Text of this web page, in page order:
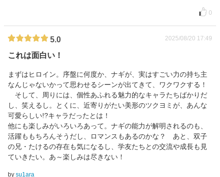
0
5.0 2025/08/20 17:49
これは面白い！
まずはヒロイン。序盤に何度か、ナギが、実はすごい力の持ち主
なんじゃないかって思わせるシーンが出てきて、ワクワクする！
そして、周りには、個性あふれる魅力的なキャラたちばかりだ
し、笑えるし。とくに、近寄りがたい美形のツクヨミが、あんな
可愛らしい!?キャラだったとは！
他にも楽しみがいろいろあって。ナギの能力が解明されるのも、
活躍ももちろんそうだし、ロマンスもあるのかな？ あと、双子
の兄・たけるの存在も気になるし、学友たちとの交流や成長も見
ていきたい。あ～楽しみは尽きない！
by su1ara